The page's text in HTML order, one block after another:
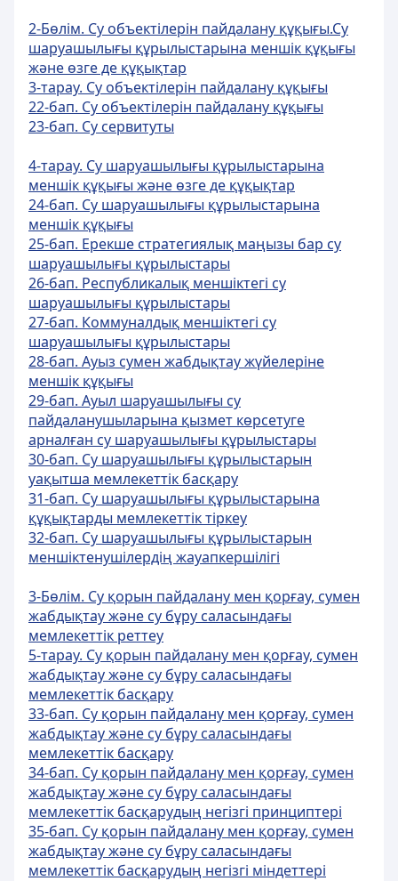
2-Бөлім. Су объектілерін пайдалану құқығы.Су
шаруашылығы құрылыстарына меншік құқығы
және өзге де құқықтар
3-тарау. Су объектілерін пайдалану құқығы
22-бап. Су объектiлерiн пайдалану құқығы
23-бап. Су сервитуты
4-тарау. Су шаруашылығы құрылыстарына
меншік құқығы және өзге де құқықтар
24-бап. Су шаруашылығы құрылыстарына
меншiк құқығы
25-бап. Ерекше стратегиялық маңызы бар су
шаруашылығы құрылыстары
26-бап. Республикалық меншiктегі су
шаруашылығы құрылыстары
27-бап. Коммуналдық меншiктегi су
шаруашылығы құрылыстары
28-бап. Ауыз сумен жабдықтау жүйелерiне
меншiк құқығы
29-бап. Ауыл шаруашылығы су
пайдаланушыларына қызмет көрсетуге
арналған су шаруашылығы құрылыстары
30-бап. Су шаруашылығы құрылыстарын
уақытша мемлекеттік басқару
31-бап. Су шаруашылығы құрылыстарына
құқықтарды мемлекеттік тiркеу
32-бап. Су шаруашылығы құрылыстарын
меншiктенушiлердiң жауапкершiлiгi
3-Бөлім. Су қорын пайдалану мен қорғау, сумен
жабдықтау және су бұру саласындағы
мемлекеттік реттеу
5-тарау. Су қорын пайдалану мен қорғау, сумен
жабдықтау және су бұру саласындағы
мемлекеттік басқару
33-бап. Су қорын пайдалану мен қорғау, сумен
жабдықтау және су бұру саласындағы
мемлекеттік басқару
34-бап. Су қорын пайдалану мен қорғау, сумен
жабдықтау және су бұру саласындағы
мемлекеттік басқарудың негiзгi принциптерi
35-бап. Су қорын пайдалану мен қорғау, сумен
жабдықтау және су бұру саласындағы
мемлекеттік басқарудың негiзгi мiндеттерi